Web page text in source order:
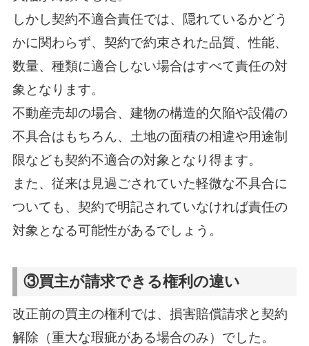
しかし契約不適合責任では、隠れているかどう
かに関わらず、契約で約束された品質、性能、
数量、種類に適合しない場合はすべて責任の対
象となります。
不動産売却の場合、建物の構造的欠陥や設備の
不具合はもちろん、土地の面積の相違や用途制
限なども契約不適合の対象となり得ます。
また、従来は見過ごされていた軽微な不具合に
ついても、契約で明記されていなければ責任の
対象となる可能性があるでしょう。
③買主が請求できる権利の違い
改正前の買主の権利では、損害賠償請求と契約
解除（重大な瑕疵がある場合のみ）でした。